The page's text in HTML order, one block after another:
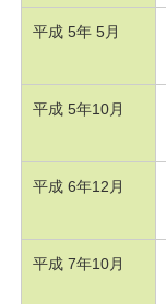
平成 5年 5月
平成 5年10月
平成 6年12月
平成 7年10月